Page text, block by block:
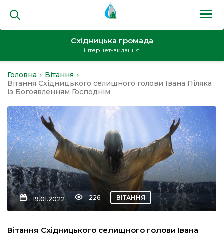
Східницька громада
інтернет-видання
Головна
Вітання
Вітання Східницького селищного голови Івана Піляка
із Богоявленням Господнім
19.01.2022 226 ВІТАННЯ
Вітання Східницького селищного голови Івана